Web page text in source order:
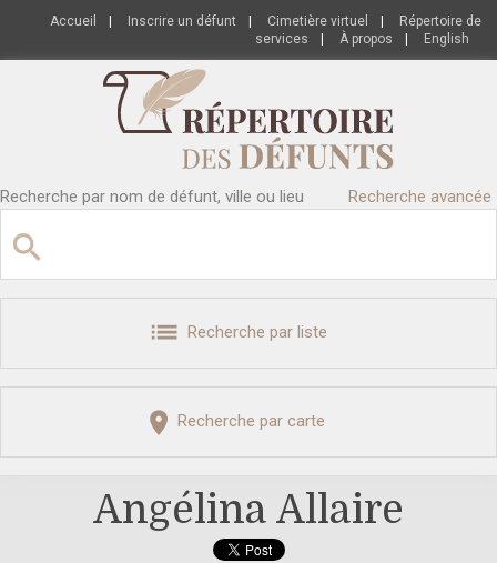
Accueil Inscrire un défunt Cimetière virtuel
Répertoire de
services
À propos English
Recherche par nom de défunt, ville ou lieu Recherche avancée
Recherche par liste
Recherche par carte
Angélina Allaire